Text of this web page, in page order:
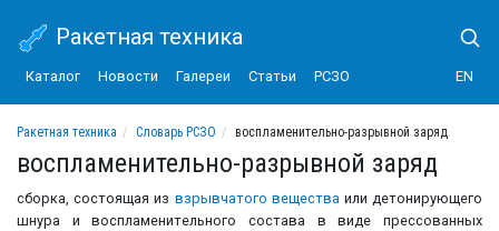
Ракетная техника
Каталог Новости Галереи Статьи РСЗО EN
Ракетная техника Словарь РСЗО воспламенительно-разрывной заряд
воспламенительно-разрывной заряд
сборка, состоящая из взрывчатого веществаили детонирующего
шнура и воспламенительного состава в виде прессованных